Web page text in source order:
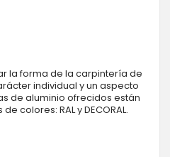
la forma de la carpintería de
individual y un aspecto
de aluminio ofrecidos están
colores: RAL y DECORAL.